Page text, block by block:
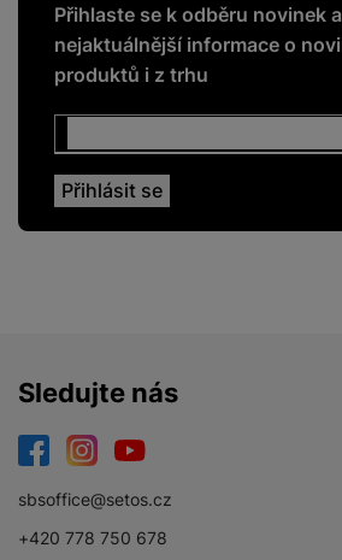
Přihlaste se k odběru novinek
nejaktuálnější informace o
produktů i z trhu
Sledujte nás
sbsoffice@setos.cz
+420 778 750 678